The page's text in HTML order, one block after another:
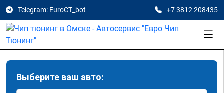
Telegram: EuroCT_bot +7 3812 208435
Выберите ваш авто: